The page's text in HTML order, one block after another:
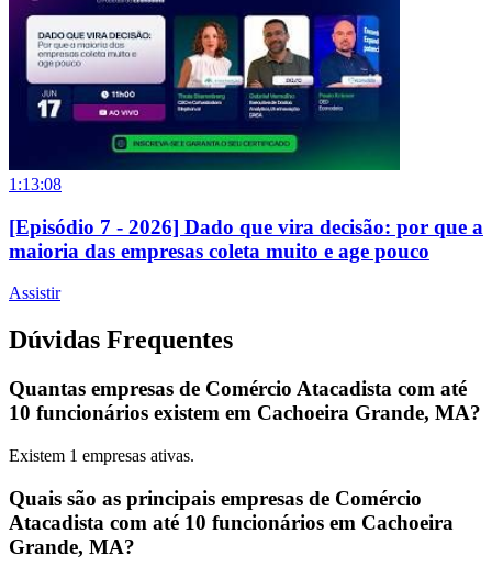
1:13:08
[Episódio 7 - 2026] Dado que vira decisão: por que a
maioria das empresas coleta muito e age pouco
Assistir
Dúvidas Frequentes
Quantas empresas de Comércio Atacadista com até
10 funcionários existem em Cachoeira Grande, MA?
Existem 1 empresas ativas.
Quais são as principais empresas de Comércio
Atacadista com até 10 funcionários em Cachoeira
Grande, MA?